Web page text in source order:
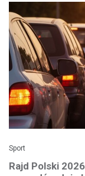
Sport
Rajd Polski